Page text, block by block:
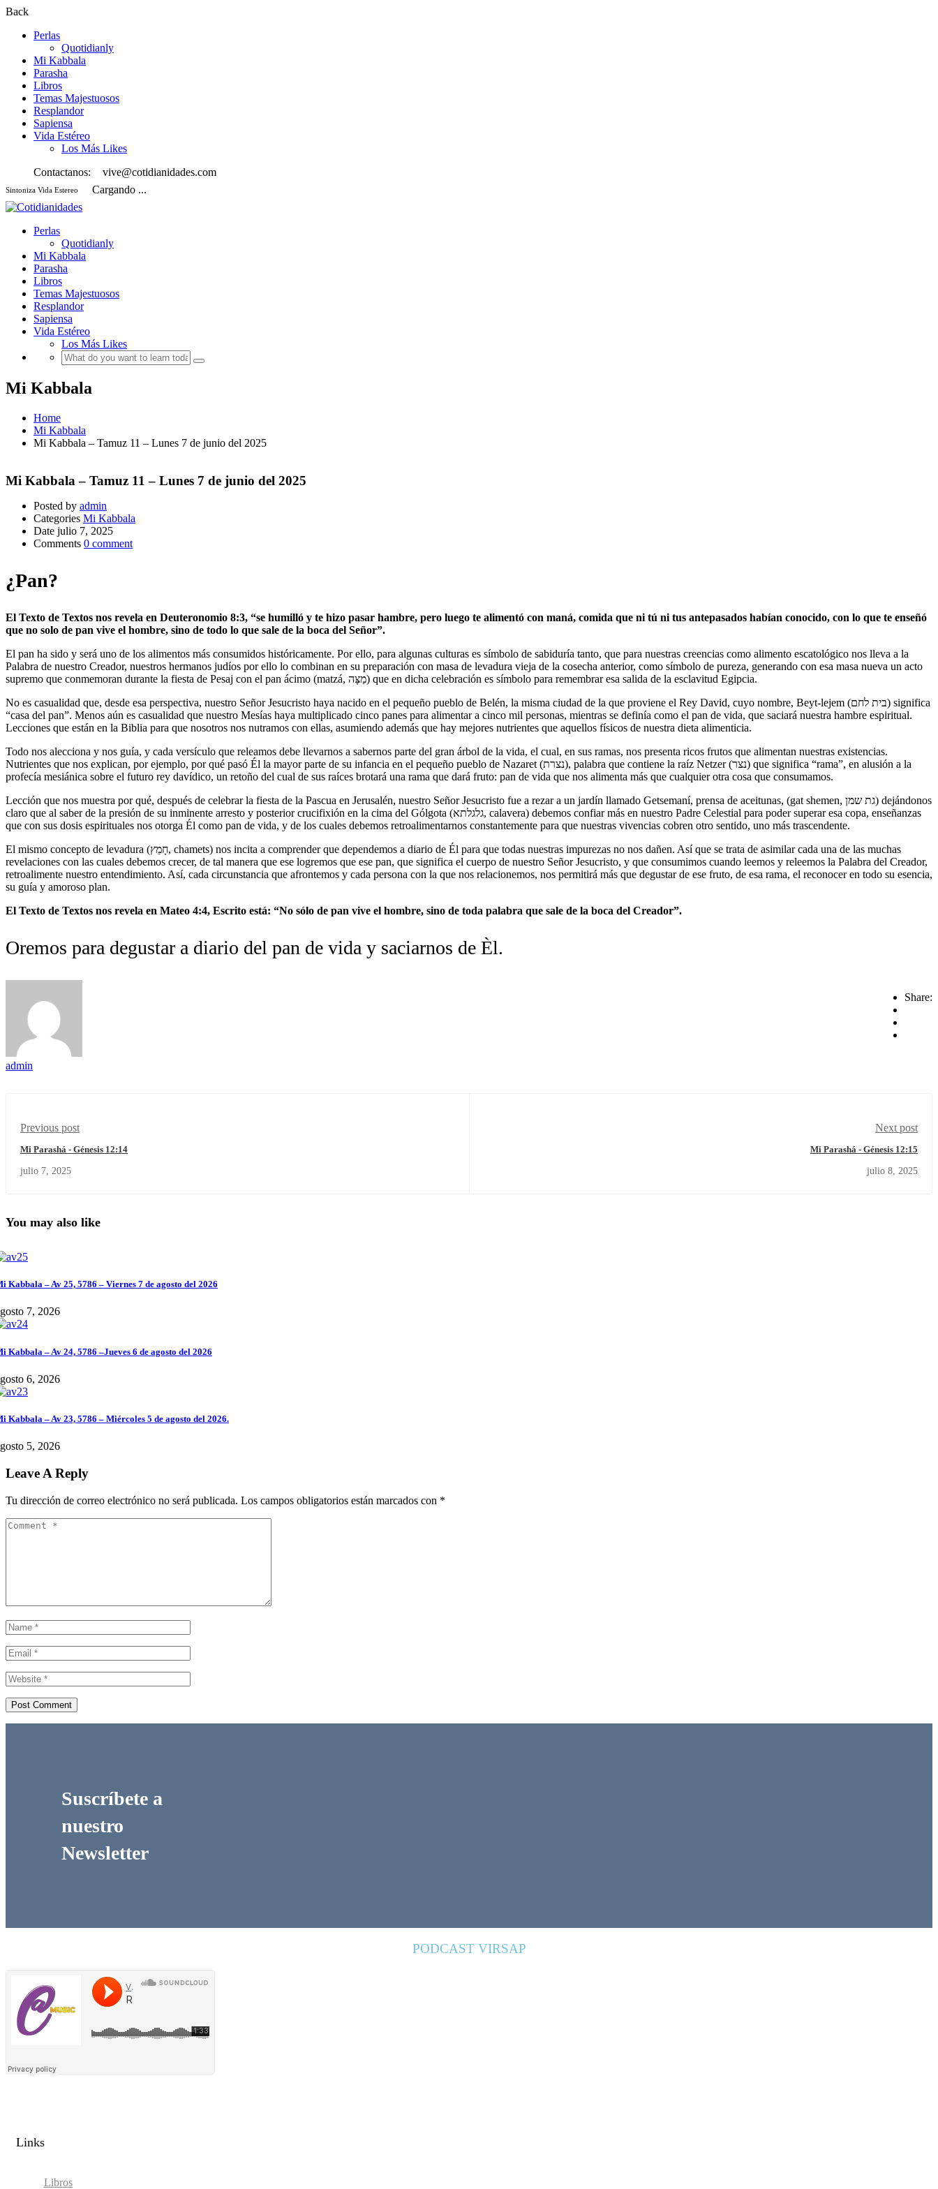
Back
Perlas
Quotidianly
Mi Kabbala
Parasha
Libros
Temas Majestuosos
Resplandor
Sapiensa
Vida Estéreo
Los Más Likes
Contactanos:
vive@cotidianidades.com
Sintoniza Vida Estereo Cargando ...
Perlas
Quotidianly
Mi Kabbala
Parasha
Libros
Temas Majestuosos
Resplandor
Sapiensa
Vida Estéreo
Los Más Likes
Mi Kabbala
Home
Mi Kabbala
Mi Kabbala – Tamuz 11 – Lunes 7 de junio del 2025
Mi Kabbala – Tamuz 11 – Lunes 7 de junio del 2025
Posted by admin
Categories Mi Kabbala
Date julio 7, 2025
Comments 0 comment
¿Pan?
El Texto de Textos nos revela en Deuteronomio 8:3, “se humilló y te hizo pasar hambre, pero luego te alimentó con maná, comida que ni tú ni tus antepasados habían conocido, con lo que te enseñó
que no solo de pan vive el hombre, sino de todo lo que sale de la boca del Señor”.
El pan ha sido y será uno de los alimentos más consumidos históricamente. Por ello, para algunas culturas es símbolo de sabiduría tanto, que para nuestras creencias como alimento escatológico nos lleva a la
Palabra de nuestro Creador, nuestros hermanos judíos por ello lo combinan en su preparación con masa de levadura vieja de la cosecha anterior, como símbolo de pureza, generando con esa masa nueva un acto
supremo que conmemoran durante la fiesta de Pesaj con el pan ácimo (matzá, מַצָּה) que en dicha celebración es símbolo para remembrar esa salida de la esclavitud Egipcia.
No es casualidad que, desde esa perspectiva, nuestro Señor Jesucristo haya nacido en el pequeño pueblo de Belén, la misma ciudad de la que proviene el Rey David, cuyo nombre, Beyt-lejem (בית לחם) significa
“casa del pan”. Menos aún es casualidad que nuestro Mesías haya multiplicado cinco panes para alimentar a cinco mil personas, mientras se definía como el pan de vida, que saciará nuestra hambre espiritual.
Lecciones que están en la Biblia para que nosotros nos nutramos con ellas, asumiendo además que hay mejores nutrientes que aquellos físicos de nuestra dieta alimenticia.
Todo nos alecciona y nos guía, y cada versículo que releamos debe llevarnos a sabernos parte del gran árbol de la vida, el cual, en sus ramas, nos presenta ricos frutos que alimentan nuestras existencias.
Nutrientes que nos explican, por ejemplo, por qué pasó Él la mayor parte de su infancia en el pequeño pueblo de Nazaret (נצרת), palabra que contiene la raíz Netzer (נצר) que significa “rama”, en alusión a la
profecía mesiánica sobre el futuro rey davídico, un retoño del cual de sus raíces brotará una rama que dará fruto: pan de vida que nos alimenta más que cualquier otra cosa que consumamos.
Lección que nos muestra por qué, después de celebrar la fiesta de la Pascua en Jerusalén, nuestro Señor Jesucristo fue a rezar a un jardín llamado Getsemaní, prensa de aceitunas, (gat shemen, גת שמן) dejándonos
claro que al saber de la presión de su inminente arresto y posterior crucifixión en la cima del Gólgota (גלגלתא, calavera) debemos confiar más en nuestro Padre Celestial para poder superar esa copa, enseñanzas
que con sus dosis espirituales nos otorga Él como pan de vida, y de los cuales debemos retroalimentarnos constantemente para que nuestras vivencias cobren otro sentido, uno más trascendente.
El mismo concepto de levadura (חָמֵץ, chamets) nos incita a comprender que dependemos a diario de Él para que todas nuestras impurezas no nos dañen. Así que se trata de asimilar cada una de las muchas
revelaciones con las cuales debemos crecer, de tal manera que ese logremos que ese pan, que significa el cuerpo de nuestro Señor Jesucristo, y que consumimos cuando leemos y releemos la Palabra del Creador,
retroalimente nuestro entendimiento. Así, cada circunstancia que afrontemos y cada persona con la que nos relacionemos, nos permitirá más que degustar de ese fruto, de esa rama, el reconocer en todo su esencia,
su guía y amoroso plan.
El Texto de Textos nos revela en Mateo 4:4, Escrito está: “No sólo de pan vive el hombre, sino de toda palabra que sale de la boca del Creador”.
Oremos para degustar a diario del pan de vida y saciarnos de Èl.
Share:
admin
Previous post
Mi Parashá - Génesis 12:14
julio 7, 2025
Next post
Mi Parashá - Génesis 12:15
julio 8, 2025
You may also like
Kabbala – Av 25, 5786 – Viernes 7 de agosto del 2026
7, 2026
Kabbala – Av 24, 5786 –Jueves 6 de agosto del 2026
6, 2026
Kabbala – Av 23, 5786 – Miércoles 5 de agosto del 2026.
5, 2026
Leave A Reply
Tu dirección de correo electrónico no será publicada. Los campos obligatorios están marcados con *
Suscríbete a
nuestro
Newsletter
PODCAST VIRSAP
Links​
Libros